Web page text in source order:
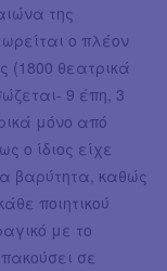
της
ο πλέον
θεατρικά
9 έπη, 3
μόνο από
ο ίδιος είχε
βαρύτητα, καθώς
ποιητικού
με το
σε